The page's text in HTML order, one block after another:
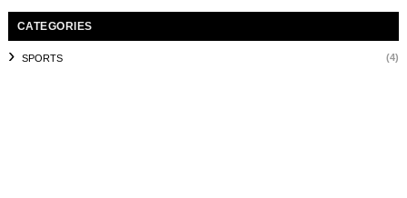
CATEGORIES
SPORTS (4)